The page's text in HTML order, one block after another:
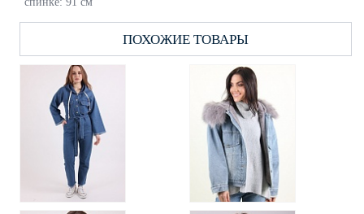
ПОХОЖИЕ ТОВАРЫ